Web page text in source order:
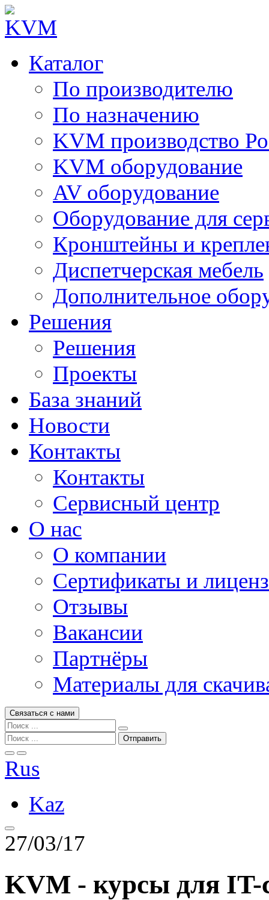
Каталог
По производителю
По назначению
KVM производство
KVM оборудование
AV оборудование
Оборудование для
Кронштейны и
Диспетчерская мебель
Дополнительное
Решения
Решения
Проекты
База знаний
Новости
Контакты
Контакты
Сервисный центр
О нас
О компании
Сертификаты и
Отзывы
Вакансии
Партнёры
Материалы для
Связаться с нами
Rus
Kaz
27/03/17
KVM - курсы для IT-